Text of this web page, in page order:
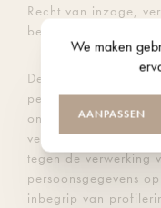
Recht van inzage,
bezwaar en
De klant heeft te
persoonsgegevens
onjuist of onvolledig
verwerking ervan
tegen de verwerking
persoonsgegevens
inbegrip van
We maken
AANPASSEN